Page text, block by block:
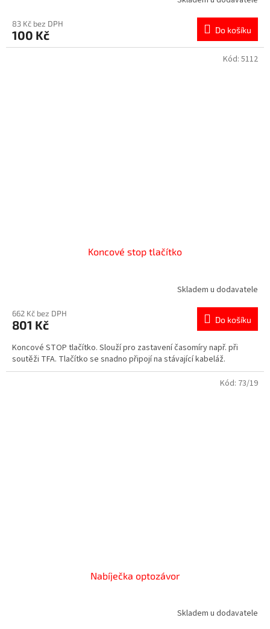
83 Kč bez DPH
100 Kč Do košíku
Koncové stop tlačítko
Skladem u dodavatele
662 Kč bez DPH
801 Kč Do košíku
Koncové STOP tlačítko. Slouží pro zastavení časomíry např. při
soutěži TFA. Tlačítko se snadno připojí na stávající kabeláž.
Kód: 5112
Nabíječka optozávor
Skladem u dodavatele
Kód: 73/19